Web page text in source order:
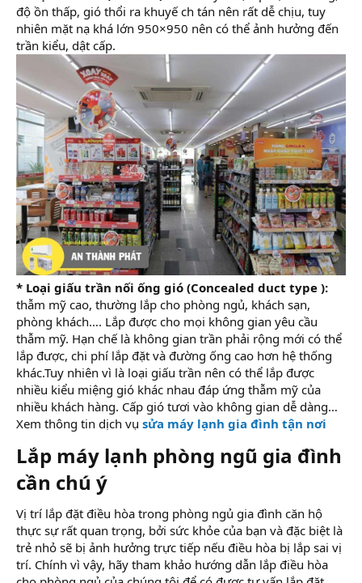
độ ồn thấp, gió thổi ra khuyế ch tán nên rất dễ chịu, tuy
nhiên mặt nạ khá lớn 950×950 nên có thể ảnh hưởng đến
trần kiểu, dật cấp.
* Loại giấu trần nối ống gió (Concealed duct type ):
thẫm mỹ cao, thường lắp cho phòng ngủ, khách sạn,
phòng khách…. Lắp được cho mọi không gian yêu cầu
thẫm mỹ. Hạn chế là không gian trần phải rộng mới có thể
lắp được, chi phí lắp đặt và đường ống cao hơn hệ thống
khác.Tuy nhiên vì là loại giấu trần nên có thể lắp được
nhiều kiểu miệng gió khác nhau đáp ứng thẫm mỹ của
nhiều khách hàng. Cấp gió tươi vào không gian dễ dàng…
Xem thông tin dịch vụ sửa máy lạnh gia đình tận nơi
Lắp máy lạnh phòng ngũ gia đình
cần chú ý​
Vị trí lắp đặt điều hòa trong phòng ngủ gia đình căn hộ
thực sự rất quan trọng, bởi sức khỏe của bạn và đặc biệt là
trẻ nhỏ sẽ bị ảnh hưởng trực tiếp nếu điều hòa bị lắp sai vị
trí. Chính vì vậy, hãy tham khảo hướng dẫn lắp điều hòa